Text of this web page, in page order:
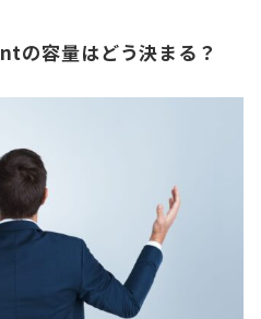
の容量はどう決まる？